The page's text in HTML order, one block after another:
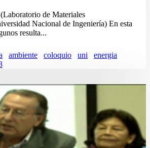
de Materiales
Nacional de Ingeniería) En esta
resulta...
ambiente coloquio uni
energia